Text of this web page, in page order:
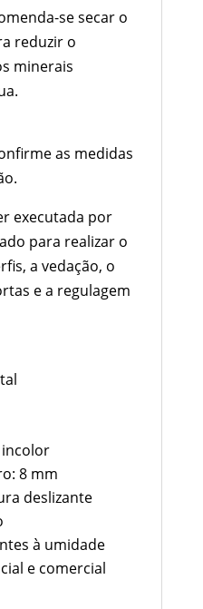
se secar o
reduzir o
minerais
as medidas
executada por
para realizar o
a vedação, o
e a regulagem
8 mm
deslizante
à umidade
e comercial